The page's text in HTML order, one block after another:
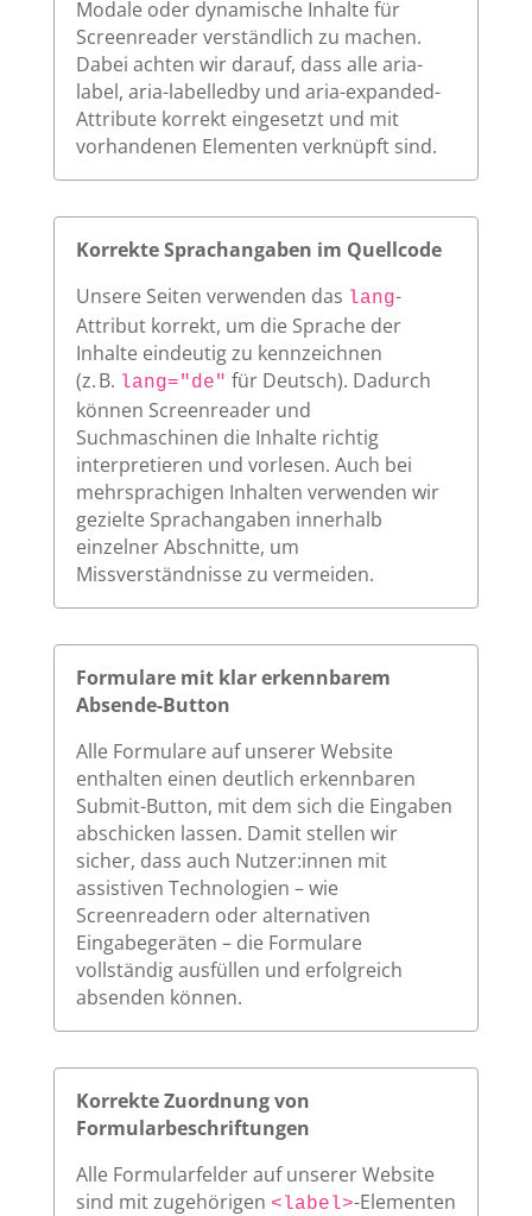
Modale oder dynamische Inhalte für
Screenreader verständlich zu machen.
Dabei achten wir darauf, dass alle aria-
label, aria-labelledby und aria-expanded-
Attribute korrekt eingesetzt und mit
vorhandenen Elementen verknüpft sind.
Korrekte Sprachangaben im Quellcode
Unsere Seiten verwenden das lang-
Attribut korrekt, um die Sprache der
Inhalte eindeutig zu kennzeichnen
(z. B. lang="de" für Deutsch). Dadurch
können Screenreader und
Suchmaschinen die Inhalte richtig
interpretieren und vorlesen. Auch bei
mehrsprachigen Inhalten verwenden wir
gezielte Sprachangaben innerhalb
einzelner Abschnitte, um
Missverständnisse zu vermeiden.
Formulare mit klar erkennbarem
Absende-Button
Alle Formulare auf unserer Website
enthalten einen deutlich erkennbaren
Submit-Button, mit dem sich die Eingaben
abschicken lassen. Damit stellen wir
sicher, dass auch Nutzer:innen mit
assistiven Technologien – wie
Screenreadern oder alternativen
Eingabegeräten – die Formulare
vollständig ausfüllen und erfolgreich
absenden können.
Korrekte Zuordnung von
Formularbeschriftungen
Alle Formularfelder auf unserer Website
sind mit zugehörigen <label>-Elementen